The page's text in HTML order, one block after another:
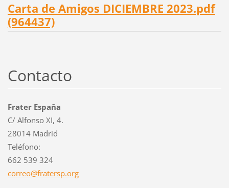
Carta de Amigos DICIEMBRE 2023.pdf
(964437)
Contacto
Frater España
C/ Alfonso XI, 4.
28014 Madrid
Teléfono:
662 539 324
correo@fratersp.org